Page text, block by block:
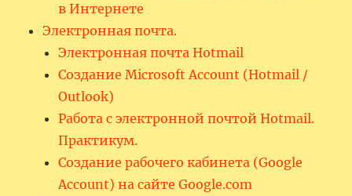
в Интернете
Электронная почта.
Электронная почта Hotmail
Создание Microsoft Account (Hotmail /
Outlook)
Работа с электронной почтой Hotmail.
Практикум.
Создание рабочего кабинета (Google
Account) на сайте Google.com